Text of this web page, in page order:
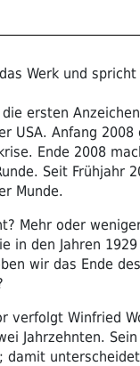
Werk und
ersten
USA. Anfang 2008
Ende 2008
Seit Frühjahr
Munde.
Mehr oder
in den Jahren
wir das Ende
verfolgt Winfried
Jahrzehnten.